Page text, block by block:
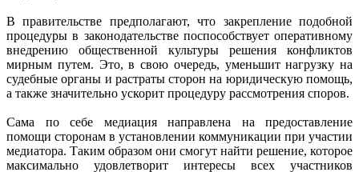
В правительстве предполагают, что закрепление подобной
процедуры в законодательстве поспособствует оперативному
внедрению общественной культуры решения конфликтов
мирным путем. Это, в свою очередь, уменьшит нагрузку на
судебные органы и растраты сторон на юридическую помощь,
а также значительно ускорит процедуру рассмотрения споров.
Сама по себе медиация направлена на предоставление
помощи сторонам в установлении коммуникации при участии
медиатора. Таким образом они смогут найти решение, которое
максимально удовлетворит интересы всех участников